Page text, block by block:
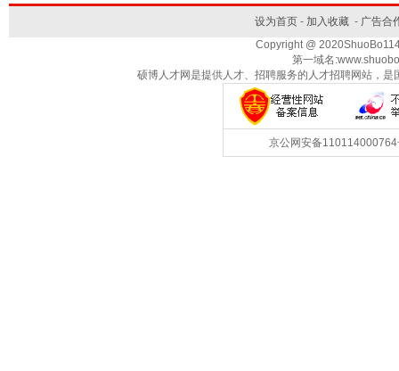
设为首页- 加入收藏- 广告合
Copyright @
第一域名
硕博人才网是提供人才、招聘服务的人才招聘网站，
京公网安备